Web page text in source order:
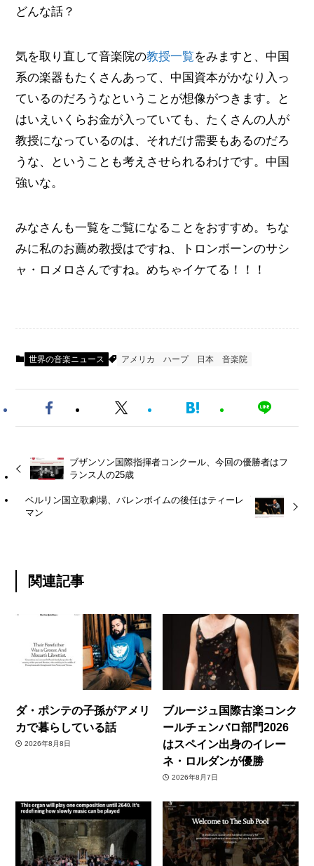
どんな話？
気を取り直して音楽院の教授一覧をみますと、中国
系の楽器もたくさんあって、中国資本がかなり入っ
ているのだろうなということが想像がつきます。と
はいえいくらお金が入っていても、たくさんの人が
教授になっているのは、それだけ需要もあるのだろ
うな、ということも考えさせられるわけです。中国
強いな。
みなさんも一覧をご覧になることをおすすめ。ちな
みに私のお薦め教授はですね、トロンボーンのサシ
ャ・ロメロさんですね。めちゃイケてる！！！
世界の音楽ニュース アメリカ ハープ 日本 音楽院
ブザンソン国際指揮者コンクール、今回の優勝者はフ
ランス人の25歳
ベルリン国立歌劇場、バレンボイムの後任はティーレ
マン
関連記事
ダ・ポンテの子孫がアメリ
カで暮らしている話
2026年8月8日
ブルージュ国際古楽コンク
ールチェンバロ部門2026
はスペイン出身のイレー
ネ・ロルダンが優勝
2026年8月7日